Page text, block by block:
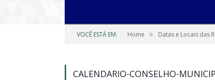
VOCÊ ESTÁ EM: Home » Datas e Locais das
CALENDARIO-CONSELHO-